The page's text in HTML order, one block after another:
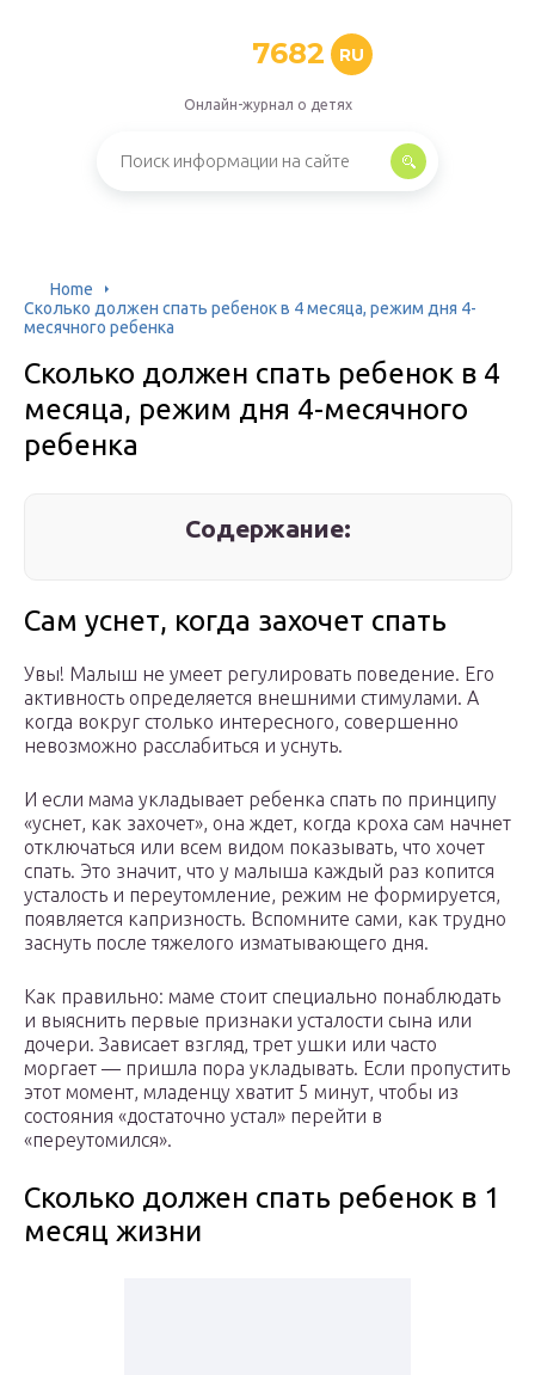
7682 RU
Онлайн-журнал о детях
Home
Сколько должен спать ребенок в 4 месяца, режим дня 4-
месячного ребенка
Сколько должен спать ребенок в 4
месяца, режим дня 4-месячного
ребенка
Содержание:
Сам уснет, когда захочет спать
Увы! Малыш не умеет регулировать поведение. Его
активность определяется внешними стимулами. А
когда вокруг столько интересного, совершенно
невозможно расслабиться и уснуть.
И если мама укладывает ребенка спать по принципу
«уснет, как захочет», она ждет, когда кроха сам начнет
отключаться или всем видом показывать, что хочет
спать. Это значит, что у малыша каждый раз копится
усталость и переутомление, режим не формируется,
появляется капризность. Вспомните сами, как трудно
заснуть после тяжелого изматывающего дня.
Как правильно: маме стоит специально понаблюдать
и выяснить первые признаки усталости сына или
дочери. Зависает взгляд, трет ушки или часто
моргает — пришла пора укладывать. Если пропустить
этот момент, младенцу хватит 5 минут, чтобы из
состояния «достаточно устал» перейти в
«переутомился».
Сколько должен спать ребенок в 1
месяц жизни